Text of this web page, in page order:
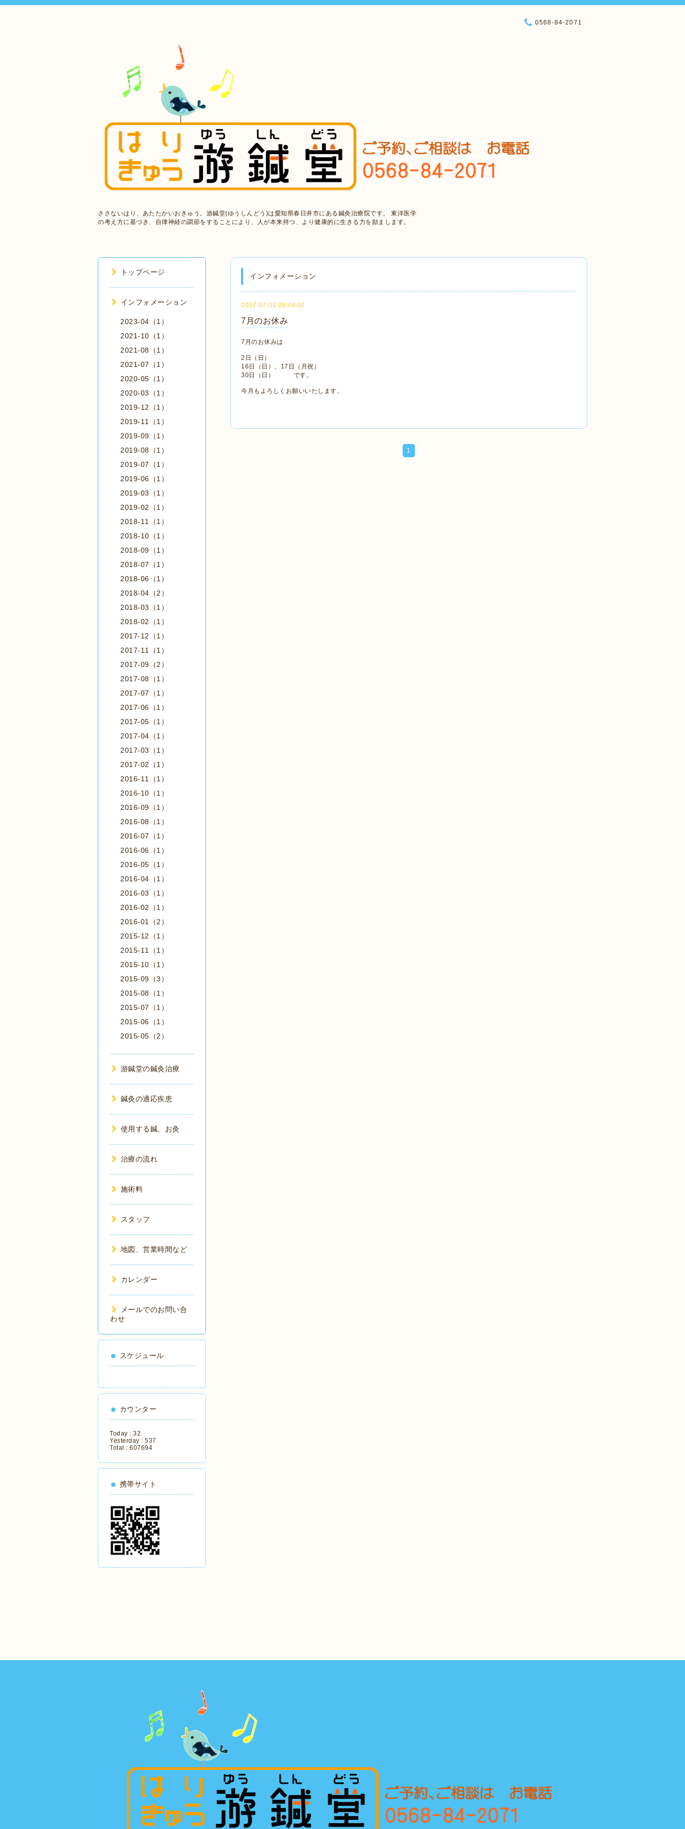
ささないはり、あたたかいおきゅう。游鍼堂(ゆうしんどう)は愛知県春日井市にある鍼灸治療院です。 東洋医学
の考え方に基づき、自律神経の調節をすることにより、人が本来持つ、より健康的に生きる力を励まします。
0568-84-2071
インフォメーション
2017-07-02 09:44:00
7月のお休み
7月のお休みは
2日（日）
16日（日）、17日（月祝）
30日（日） です。
今月もよろしくお願いいたします。
1
トップページ
インフォメーション
2023-04（1）
2021-10（1）
2021-08（1）
2021-07（1）
2020-05（1）
2020-03（1）
2019-12（1）
2019-11（1）
2019-09（1）
2019-08（1）
2019-07（1）
2019-06（1）
2019-03（1）
2019-02（1）
2018-11（1）
2018-10（1）
2018-09（1）
2018-07（1）
2018-06（1）
2018-04（2）
2018-03（1）
2018-02（1）
2017-12（1）
2017-11（1）
2017-09（2）
2017-08（1）
2017-07（1）
2017-06（1）
2017-05（1）
2017-04（1）
2017-03（1）
2017-02（1）
2016-11（1）
2016-10（1）
2016-09（1）
2016-08（1）
2016-07（1）
2016-06（1）
2016-05（1）
2016-04（1）
2016-03（1）
2016-02（1）
2016-01（2）
2015-12（1）
2015-11（1）
2015-10（1）
2015-09（3）
2015-08（1）
2015-07（1）
2015-06（1）
2015-05（2）
游鍼堂の鍼灸治療
鍼灸の適応疾患
使用する鍼、お灸
治療の流れ
施術料
スタッフ
地図、営業時間など
カレンダー
メールでのお問い合
わせ
スケジュール
カウンター
Today : 32
Yesterday : 537
Total : 607694
携帯サイト